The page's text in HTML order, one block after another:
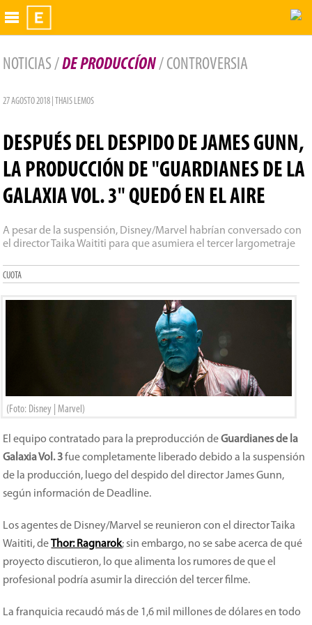
Exhibidor
NOTICIAS /DE PRODUCCÍON/ CONTROVERSIA
27 AGOSTO 2018 | THAIS LEMOS
DESPUÉS DEL DESPIDO DE JAMES GUNN,
LA PRODUCCIÓN DE "GUARDIANES DE LA
GALAXIA VOL. 3" QUEDÓ EN EL AIRE
A pesar de la suspensión, Disney/Marvel habrían conversado con
el director Taika Waititi para que asumiera el tercer largometraje
CUOTA
(Foto: Disney | Marvel)
El equipo contratado para la preproducción deGuardianes de la
Galaxia Vol. 3fue completamente liberado debido a la suspensión
de la producción, luego del despido del director James Gunn,
según información de Deadline.
Los agentes de Disney/Marvel se reunieron con el director Taika
Waititi, deThor: Ragnarok; sin embargo, no se sabe acerca de qué
proyecto discutieron, lo que alimenta los rumores de que el
profesional podría asumir la dirección del tercer filme.
La franquicia recaudó más de 1,6 mil millones de dólares en todo